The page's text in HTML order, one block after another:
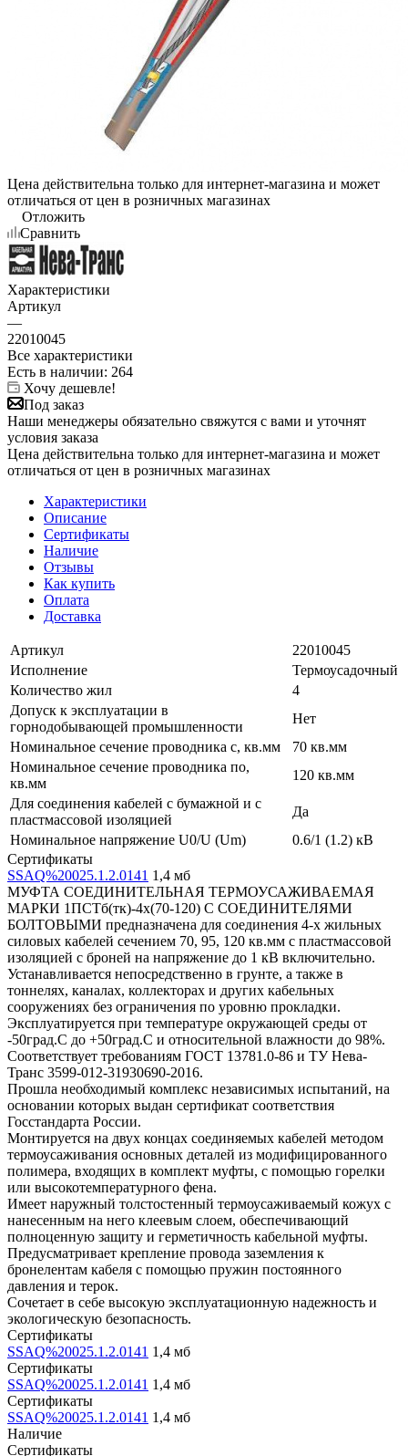
Цена действительна только для интернет-магазина и может
отличаться от цен в розничных магазинах
Отложить
Сравнить
Характеристики
Артикул
—
22010045
Все характеристики
Есть в наличии: 264
Хочу дешевле!
Под заказ
Наши менеджеры обязательно свяжутся с вами и уточнят
условия заказа
Цена действительна только для интернет-магазина и может
отличаться от цен в розничных магазинах
Характеристики
Описание
Сертификаты
Наличие
Отзывы
Как купить
Оплата
Доставка
Артикул
22010045
Исполнение
Термоусадочный
Количество жил
4
Допуск к эксплуатации в
горнодобывающей промышленности
Нет
Номинальное сечение проводника с, кв.мм
70 кв.мм
Номинальное сечение проводника по,
кв.мм
120 кв.мм
Для соединения кабелей с бумажной и с
пластмассовой изоляцией
Да
Номинальное напряжение U0/U (Um)
0.6/1 (1.2) кВ
Сертификаты
SSAQ%20025.1.2.0141 1,4 мб
МУФТА СОЕДИНИТЕЛЬНАЯ ТЕРМОУСАЖИВАЕМАЯ
МАРКИ 1ПСТб(тк)-4х(70-120) С СОЕДИНИТЕЛЯМИ
БОЛТОВЫМИ предназначена для соединения 4-х жильных
силовых кабелей сечением 70, 95, 120 кв.мм с пластмассовой
изоляцией с броней на напряжение до 1 кВ включительно.
Устанавливается непосредственно в грунте, а также в
тоннелях, каналах, коллекторах и других кабельных
сооружениях без ограничения по уровню прокладки.
Эксплуатируется при температуре окружающей среды от
-50град.С до +50град.С и относительной влажности до 98%.
Соответствует требованиям ГОСТ 13781.0-86 и ТУ Нева-
Транс 3599-012-31930690-2016.
Прошла необходимый комплекс независимых испытаний, на
основании которых выдан сертификат соответствия
Госстандарта России.
Монтируется на двух концах соединяемых кабелей методом
термоусаживания основных деталей из модифицированного
полимера, входящих в комплект муфты, с помощью горелки
или высокотемпературного фена.
Имеет наружный толстостенный термоусаживаемый кожух с
нанесенным на него клеевым слоем, обеспечивающий
полноценную защиту и герметичность кабельной муфты.
Предусматривает крепление провода заземления к
бронелентам кабеля с помощью пружин постоянного
давления и терок.
Сочетает в себе высокую эксплуатационную надежность и
экологическую безопасность.
Сертификаты
SSAQ%20025.1.2.0141 1,4 мб
Сертификаты
SSAQ%20025.1.2.0141 1,4 мб
Сертификаты
SSAQ%20025.1.2.0141 1,4 мб
Наличие
Сертификаты